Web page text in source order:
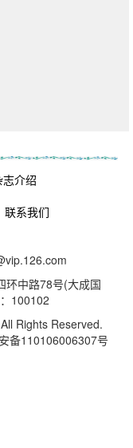
志介绍
联系我们
环中路78号(大成国
100102
Rights Reserved.
备110106006307号